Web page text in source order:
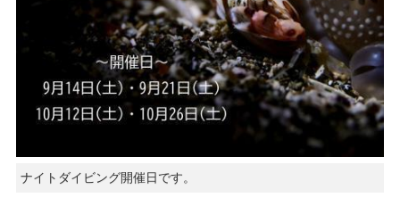
ナイトダイビング開催日です。